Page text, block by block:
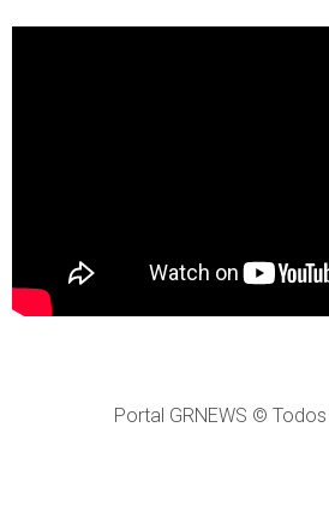
Portal GRNEWS ©